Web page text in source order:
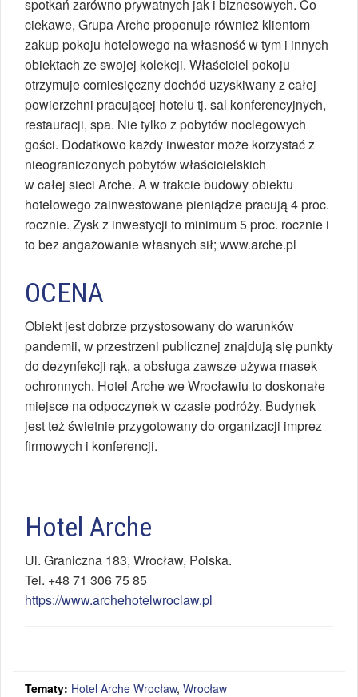
spotkań zarówno prywatnych jak i biznesowych. Co
ciekawe, Grupa Arche proponuje również klientom
zakup pokoju hotelowego na własność w tym i innych
obiektach ze swojej kolekcji. Właściciel pokoju
otrzymuje comiesięczny dochód uzyskiwany z całej
powierzchni pracującej hotelu tj. sal konferencyjnych,
restauracji, spa. Nie tylko z pobytów noclegowych
gości. Dodatkowo każdy inwestor może korzystać z
nieograniczonych pobytów właścicielskich
w całej sieci Arche. A w trakcie budowy obiektu
hotelowego zainwestowane pieniądze pracują 4 proc.
rocznie. Zysk z inwestycji to minimum 5 proc. rocznie i
to bez angażowanie własnych sił; www.arche.pl
OCENA
Obiekt jest dobrze przystosowany do warunków
pandemii, w przestrzeni publicznej znajdują się punkty
do dezynfekcji rąk, a obsługa zawsze używa masek
ochronnych. Hotel Arche we Wrocławiu to doskonałe
miejsce na odpoczynek w czasie podróży. Budynek
jest też świetnie przygotowany do organizacji imprez
firmowych i konferencji.
Hotel Arche
Ul. Graniczna 183, Wrocław, Polska.
Tel. +48 71 306 75 85
https://www.archehotelwroclaw.pl
Tematy: Hotel Arche Wrocław, Wrocław